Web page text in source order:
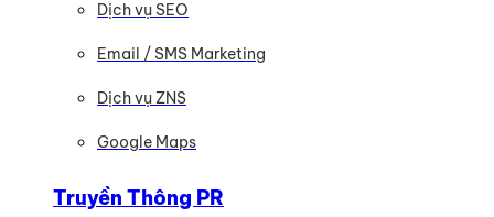
Dịch vụ SEO
Email / SMS Marketing
Dịch vụ ZNS
Google Maps
Truyền Thông PR